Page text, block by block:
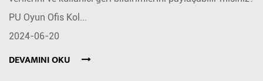
PU Oyun Ofis Kol...
2024-06-20
DEVAMINI OKU